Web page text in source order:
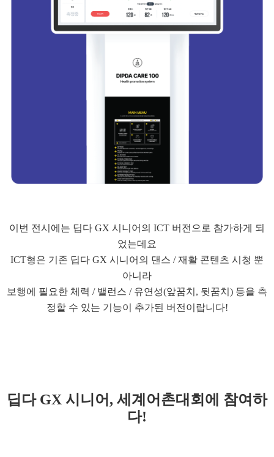
이번 전시에는 딥다 GX 시니어의 ICT 버전으로 참가하게 되
었는데요
ICT형은 기존 딥다 GX 시니어의 댄스 / 재활 콘텐츠 시청 뿐
아니라
보행에 필요한 체력 / 밸런스 / 유연성(앞꿈치, 뒷꿈치) 등을 측
정할 수 있는 기능이 추가된 버전이랍니다!
딥다 GX 시니어, 세계어촌대회에 참여하
다!